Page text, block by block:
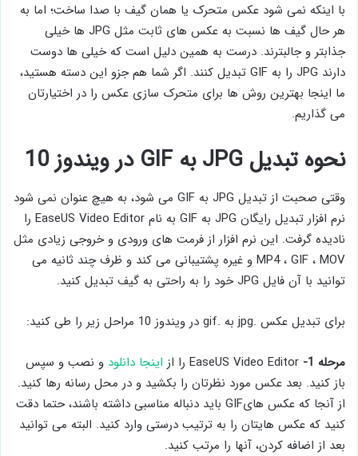
با اینکه نمی شود عکس متحرک یا همان گیف با صدا ساخت؛ اما به
هر حال گیف ها نسبت به عکس های ثابت مثل JPG ها خیلی
جذابتر و جالبترند. درست به همین دلیل است که خیلی ها دوست
دارند JPG را به GIF تبدیل کنند. اگر شما هم جزو این دسته هستید،
ما اینجا بهترین روش ها برای متحرک سازی عکس را در اختیارتان
می گذاریم.
نحوه تبدیل JPG به GIF در ویندوز 10
وقتی صحبت از تبدیل JPG به GIF می شود، به هیچ عنوان نمی شود
نرم افزار تبدیل رایگان JPG به GIF به نام EaseUS Video Editor را
نادیده گرفت. این نرم افزار از فرمت های ورودی و خروجی زیادی مثل
MP4 ، GIF ، MOV و غیره پشتیبانی می کند و ظرف چند ثانیه می
توانید با آن فایل JPG خود را به راحتی به گیف تبدیل کنید.
برای تبدیل عکس .jpg به .gif در ویندوز 10 مراحل زیر را طی کنید:
مرحله 1- اینجا دانلود و نصب و سپس
باز کنید. بعد عکس مورد نظرتان را بکشید و در محل رسانه رها کنید.
از آنجا که عکس هایGIF باید دنباله مناسبی داشته باشند، حتما دقت
کنید که عکس هایتان را به ترتیب درستی وارد کنید. البته می توانید
بعد از اضافه کردن، آنها را مرتب کنید.